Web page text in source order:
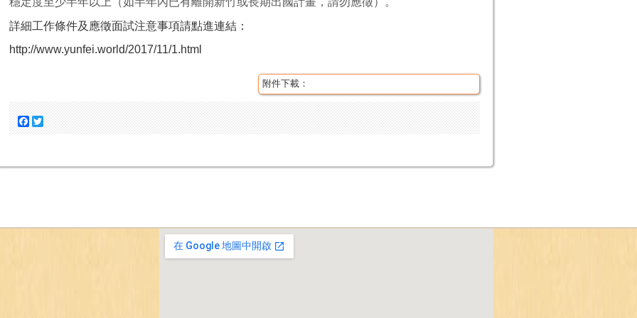
詳細工作條件及應徵面試注意事項請點進連結：
http://www.yunfei.world/2017/11/1.html
附件下載：
Facebook